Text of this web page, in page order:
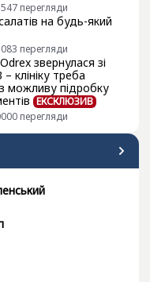
перегляди
на будь-який
перегляди
звернулася зі
клініку треба
можливу підробку
ЕКСКЛЮЗИВ
перегляди